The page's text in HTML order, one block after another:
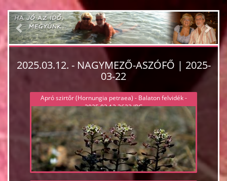
Previous
2025.03.12. - NAGYMEZŐ-ASZÓFŐ | 2025-
03-22
Apró szirtőr (Hornungia petraea) - Balaton felvidék -
2025.03.12 2623.JPG